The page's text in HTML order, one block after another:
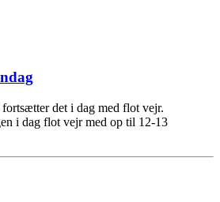
det i dag med flot vejr.
i dag flot vejr med op til 12-13